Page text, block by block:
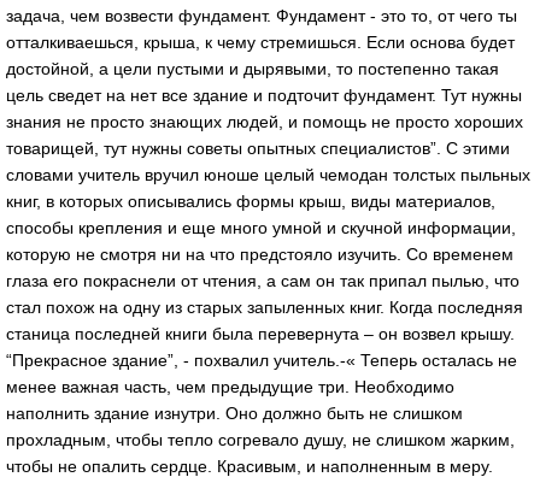
задача, чем возвести фундамент. Фундамент - это то, от чего ты
отталкиваешься, крыша, к чему стремишься. Если основа будет
достойной, а цели пустыми и дырявыми, то постепенно такая
цель сведет на нет все здание и подточит фундамент. Тут нужны
знания не просто знающих людей, и помощь не просто хороших
товарищей, тут нужны советы опытных специалистов”. С этими
словами учитель вручил юноше целый чемодан толстых пыльных
книг, в которых описывались формы крыш, виды материалов,
способы крепления и еще много умной и скучной информации,
которую не смотря ни на что предстояло изучить. Со временем
глаза его покраснели от чтения, а сам он так припал пылью, что
стал похож на одну из старых запыленных книг. Когда последняя
станица последней книги была перевернута – он возвел крышу.
“Прекрасное здание”, - похвалил учитель.-« Теперь осталась не
менее важная часть, чем предыдущие три. Необходимо
наполнить здание изнутри. Оно должно быть не слишком
прохладным, чтобы тепло согревало душу, не слишком жарким,
чтобы не опалить сердце. Красивым, и наполненным в меру.